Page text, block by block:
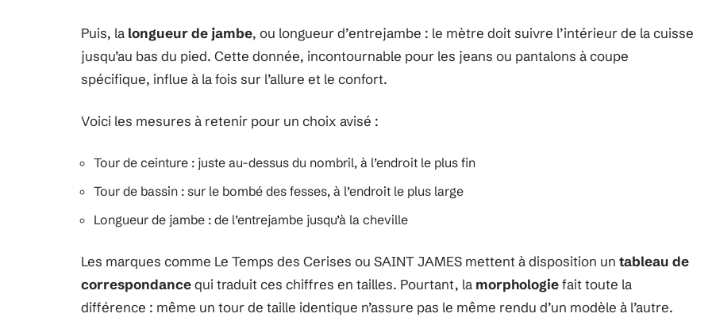
Puis, la longueur de jambe, ou longueur d’entrejambe : le mètre doit suivre l’intérieur de la cuisse
jusqu’au bas du pied. Cette donnée, incontournable pour les jeans ou pantalons à coupe
spécifique, influe à la fois sur l’allure et le confort.
Voici les mesures à retenir pour un choix avisé :
Tour de ceinture : juste au-dessus du nombril, à l’endroit le plus fin
Tour de bassin : sur le bombé des fesses, à l’endroit le plus large
Longueur de jambe : de l’entrejambe jusqu’à la cheville
Les marques comme Le Temps des Cerises ou SAINT JAMES mettent à disposition un tableau de
correspondancequi traduit ces chiffres en tailles. Pourtant, la morphologiefait toute la
différence : même un tour de taille identique n’assure pas le même rendu d’un modèle à l’autre.